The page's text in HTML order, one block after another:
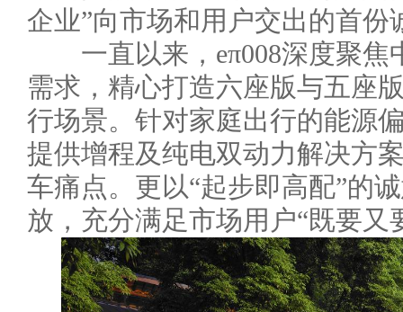
企业”向市场和用户交出的首份
一直以来，eπ008深度聚焦
需求，精心打造六座版与五座
行场景。针对家庭出行的能源
提供增程及纯电双动力解决方
车痛点。更以“起步即高配”的
放，充分满足市场用户“既要又